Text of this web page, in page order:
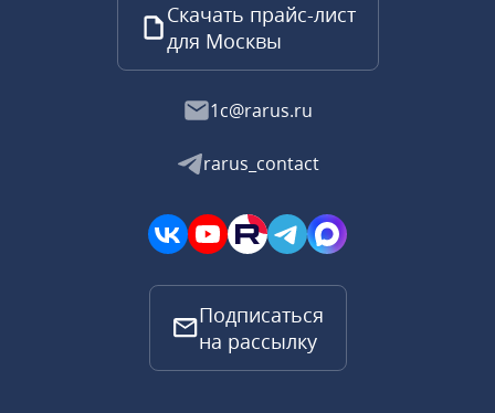
Скачать прайс-лист
для Москвы
1c@rarus.ru
rarus_contact
Подписаться
на рассылку